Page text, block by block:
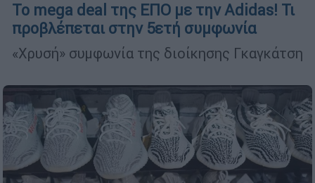
Το mega deal της ΕΠΟ με την Adidas! Τι
προβλέπεται στην 5ετή συμφωνία
«Χρυσή» συμφωνία της διοίκησης Γκαγκάτση